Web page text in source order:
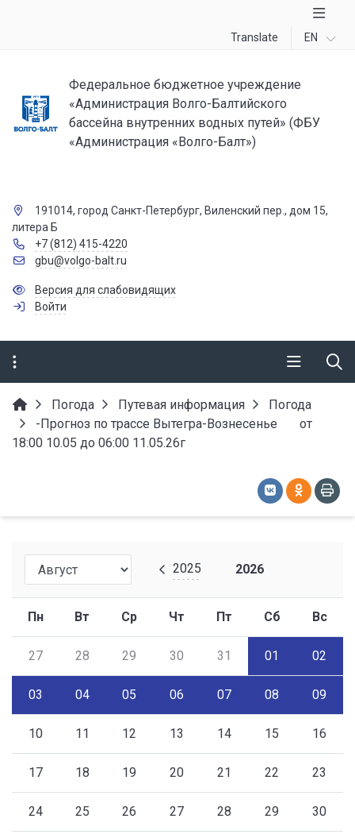
Translate EN
Федеральное бюджетное учреждение
«Администрация Волго-Балтийского
бассейна внутренних водных путей» (ФБУ
«Администрация «Волго-Балт»)
191014, город Санкт-Петербург, Виленский пер., дом 15,
литера Б
+7 (812) 415-4220
gbu@volgo-balt.ru
Версия для слабовидящих
Войти
Погода Путевая информация
Погода
-Прогноз по трассе Вытегра-Вознесенье от
18:00 10.05 до 06:00 11.05.26г
2025 2026
Пн Вт Ср Чт Пт Сб Вс
27 28 29 30 31 01 02
03 04 05 06 07 08 09
10 11 12 13 14 15 16
17 18 19 20 21 22 23
24 25 26 27 28 29 30